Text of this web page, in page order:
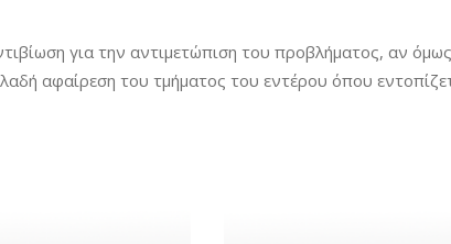
για την αντιμετώπιση του προβλήματος, αν
αφαίρεση του τμήματος του εντέρου όπου